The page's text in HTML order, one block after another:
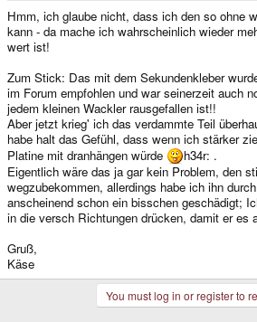
Hmm, ich glaube nicht, dass ich den so ohne
kann - da mache ich wahrscheinlich wieder
wert ist!
Zum Stick: Das mit dem Sekundenkleber
im Forum empfohlen und war seinerzeit auch
jedem kleinen Wackler rausgefallen ist!!
Aber jetzt krieg' ich das verdammte Teil
habe halt das Gefühl, dass wenn ich stärker
Platine mit dranhängen würde
h34r: .
Eigentlich wäre das ja gar kein Problem, den
wegzubekommen, allerdings habe ich ihn
anscheinend schon ein bisschen geschädigt;
in die versch Richtungen drücken, damit er es
Gruß,
Käse
You must log in or register to